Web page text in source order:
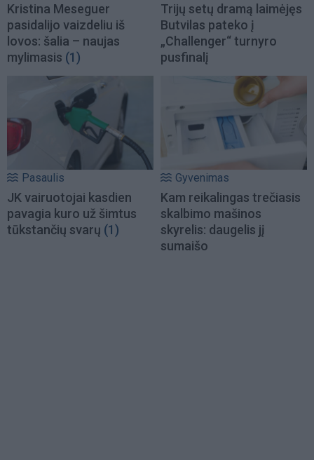
Kristina Meseguer
pasidalijo vaizdeliu iš
lovos: šalia – naujas
mylimasis (1)
Trijų setų dramą laimėjęs
Butvilas pateko į
„Challenger“ turnyro
pusfinalį
Pasaulis
JK vairuotojai kasdien
pavagia kuro už šimtus
tūkstančių svarų (1)
Gyvenimas
Kam reikalingas trečiasis
skalbimo mašinos
skyrelis: daugelis jį
sumaišo